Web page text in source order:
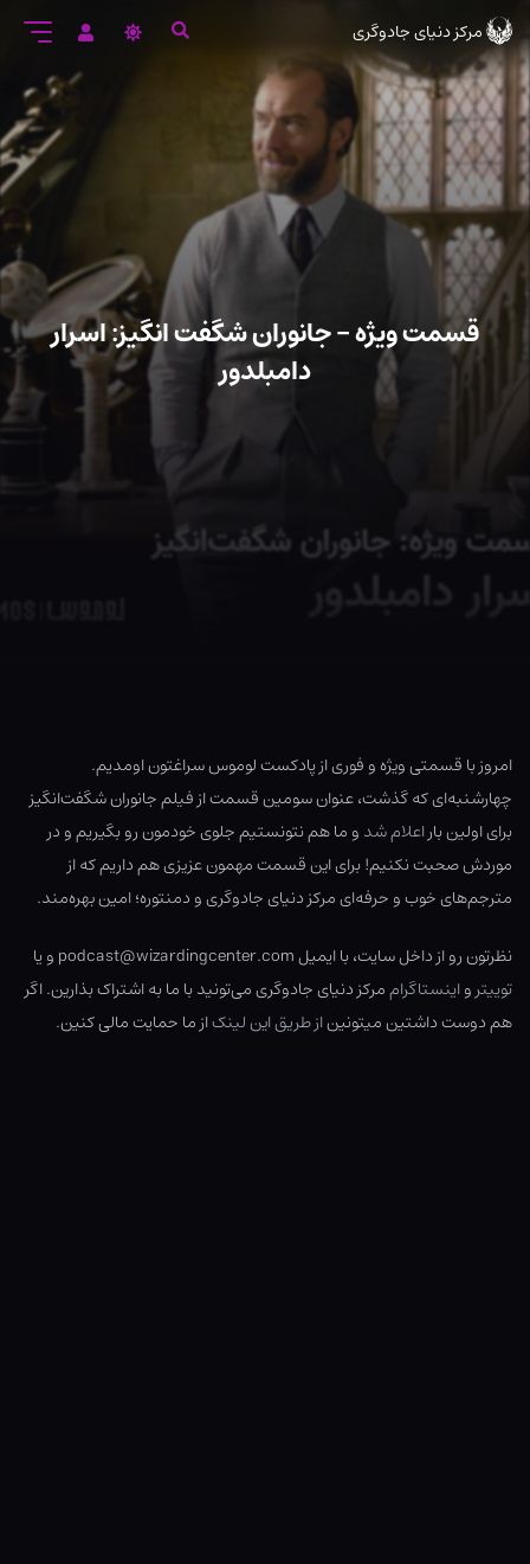
ورود
به
متن
اصلی
مرکز دنیای جادوگری
قسمت ویژه – جانوران شگفت انگیز: اسرار
دامبلدور
امروز با قسمتی ویژه و فوری از پادکست لوموس سراغتون اومدیم.
چهارشنبه‌ای که گذشت، عنوان سومین قسمت از فیلم جانوران شگفت‌انگیز
برای اولین باراعلام شد و ما هم نتونستیم جلوی خودمون رو بگیریم و در
موردش صحبت نکنیم! برای این قسمت مهمون عزیزی هم داریم که از
مترجم‌های خوب و حرفه‌ای مرکز دنیای جادوگری و دمنتوره؛ امین بهره‌مند.
نظرتون رو از داخل سایت، با ایمیل podcast@wizardingcenter.com و یا
توییترواینستاگراممرکز دنیای جادوگری می‌تونید با ما به اشتراک بذارین. اگر
هم دوست داشتین میتونیناز طریق این لینکاز ما حمایت مالی کنین.